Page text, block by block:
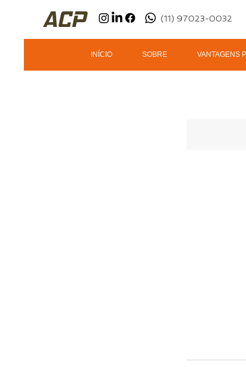
(11) 97023-0032
INÍCIO SOBRE VANTAGENS